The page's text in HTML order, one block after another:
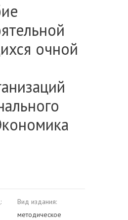
очной
Вид издания:
методическое